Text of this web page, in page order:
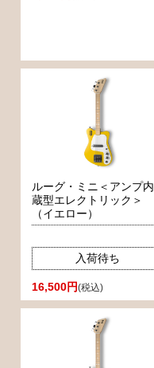
ルーグ・ミニ＜アンプ内
蔵型エレクトリック＞
（イエロー）
入荷待ち
16,500円(税込)